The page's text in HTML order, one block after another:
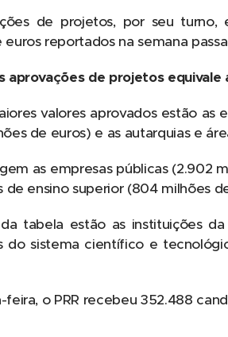
de projetos, por seu
euros reportados na semana
aprovações de projetos
valores aprovados estão as
de euros) e as autarquias e
as empresas públicas (2.902
de ensino superior (804 milhões
tabela estão as instituições
do sistema científico e
o PRR recebeu 352.488